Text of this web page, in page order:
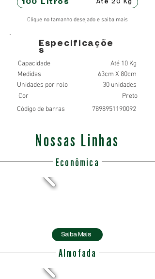
100 Litros Até 20 Kg
Clique no tamanho desejado e saiba mais
Especificaçõe
s
Capacidade
Medidas
Unidades por rolo
Cor
Código de barras
Até 10 Kg
63cm X 80cm
30 unidades
Preto
7898951190092
Nossas Linhas
Econômica
Saiba Mais
Almofada